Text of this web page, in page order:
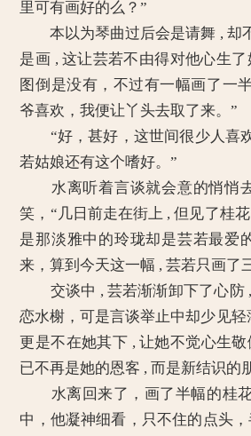
里可有画好的么？”
本以为琴曲过后会是请舞 , 却
是画 , 这让芸若不由得对他心生
图倒是没有，不过有一幅画了一
爷喜欢，我便让丫头去取了来。”
“好，甚好，这世间很少人喜
若姑娘还有这个嗜好。”
水离听着言谈就会意的悄悄
笑，“几日前走在街上 , 但见了桂
是那淡雅中的玲珑却是芸若最爱
来，算到今天这一幅 , 芸若只画了
交谈中 , 芸若渐渐卸下了心防 ,
恋水榭，可是言谈举止中却少见轻
更是不在她其下 , 让她不觉心生
已不再是她的恩客 , 而是新结识的
水离回来了，画了半幅的桂花
中，他凝神细看，只不住的点头